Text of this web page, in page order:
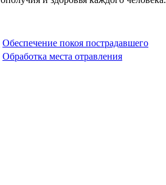
Обеспечение покоя пострадавшего
Обработка места отравления